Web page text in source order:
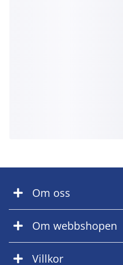
Om oss
Om webbshopen
Villkor